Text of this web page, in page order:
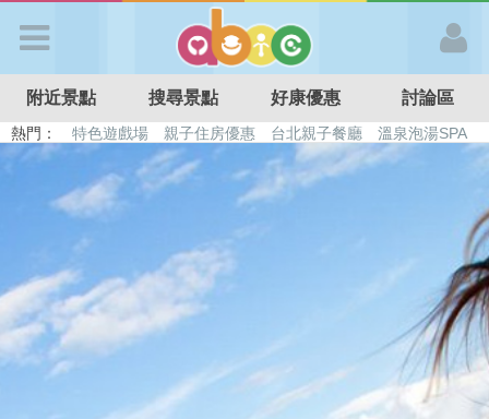
APP登入
首 頁
搜尋景點
好康優惠
附近景點 搜尋景點 好康優惠 討論區
熱門： 特色遊戲場 親子住房優惠 台北親子餐廳
溫泉泡湯SPA
溜滑梯民宿
觀光工廠 日本親子景點